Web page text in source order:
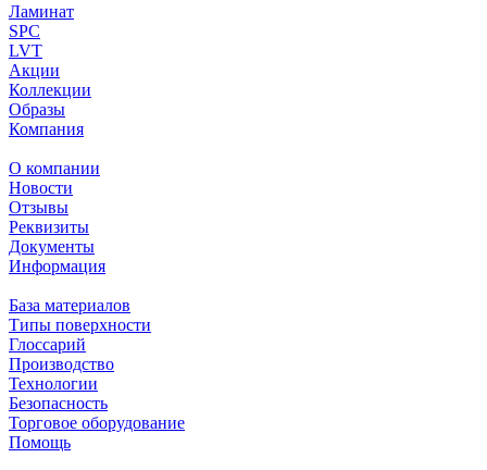
Ламинат
SPC
LVT
Акции
Коллекции
Образы
Компания
О компании
Новости
Отзывы
Реквизиты
Документы
Информация
База материалов
Типы поверхности
Глоссарий
Производство
Технологии
Безопасность
Торговое оборудование
Помощь